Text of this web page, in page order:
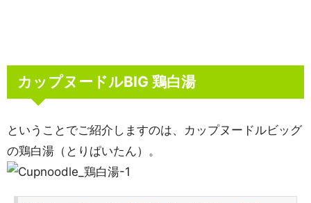
カップヌードルBIG 鶏白湯
ということでご紹介しますのは、カップヌードルビッグ
の鶏白湯（とりぱいたん）。